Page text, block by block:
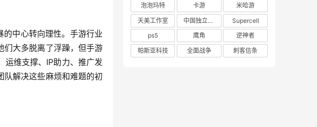
的中心转向理性。手游行业
们大多脱离了浮躁，但手游
运维支撑、IP助力、推广发
队解决这些麻烦和难题的初
泡泡玛特
卡游
米哈游
天美工作室
中国独立游戏联盟
Supercell
ps5
鹰角
逆神者
帕斯亚科技
全面战争 刺客信条